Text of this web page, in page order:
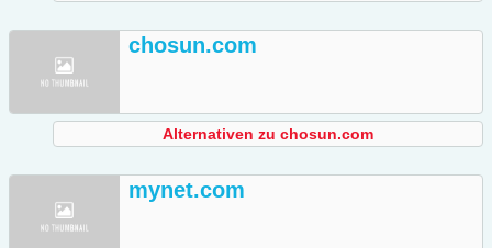
chosun.com
Alternativen zu chosun.com
mynet.com